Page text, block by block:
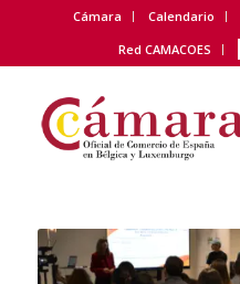
Cámara Calendario
Red CAMACOES